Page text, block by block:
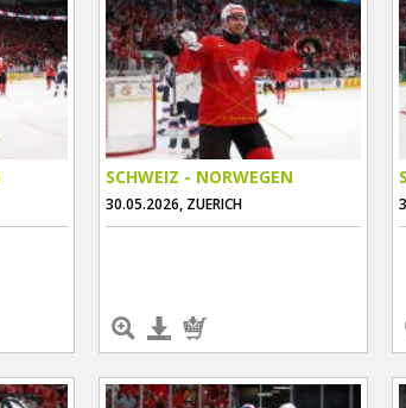
SCHWEIZ - NORWEGEN
30.05.2026, ZUERICH